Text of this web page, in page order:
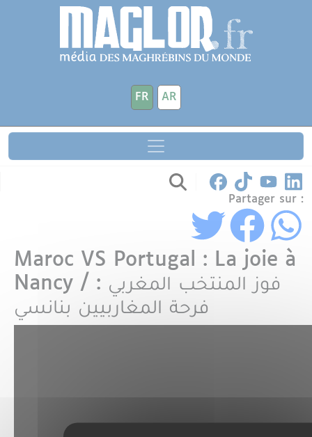
Aller au contenu principal
FR AR
Partager sur :
Maroc VS Portugal : La joie à
Nancy / فوز المنتخب المغربي :
فرحة المغاربيين بنانسي
Panneau de gestion des cookies